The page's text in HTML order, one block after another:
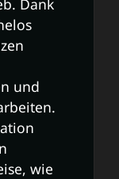
Dank
und
wie